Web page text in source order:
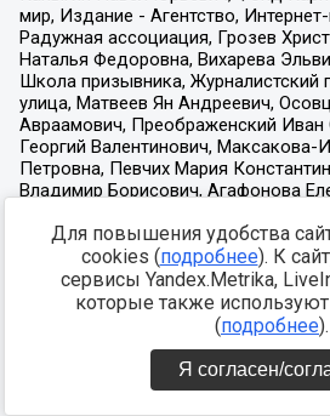
Для повышения удобства
cookies (подробнее). К
сервисы Yandex.Metrika,
которые также
(подробнее).
Я согласен/